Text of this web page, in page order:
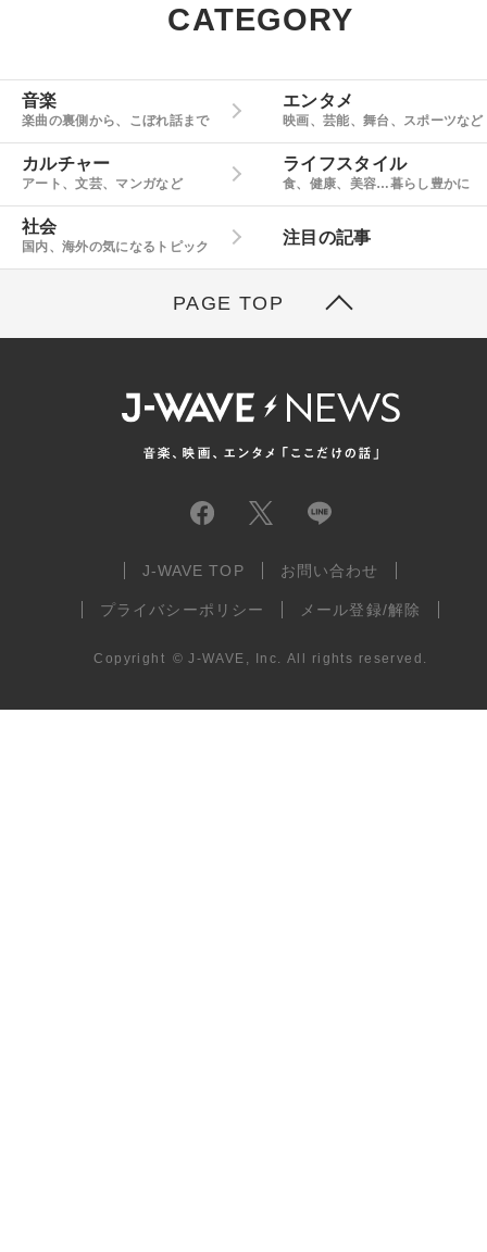
CATEGORY
音楽
楽曲の裏側から、こぼれ話まで
エンタメ
映画、芸能、舞台、スポーツなど
カルチャー
アート、文芸、マンガなど
ライフスタイル
食、健康、美容…暮らし豊かに
社会
国内、海外の気になるトピック
注目の記事
PAGE TOP
J-WAVE TOP お問い合わせ
プライバシーポリシー メール登録/解除
Copyright © J-WAVE, Inc. All rights reserved.